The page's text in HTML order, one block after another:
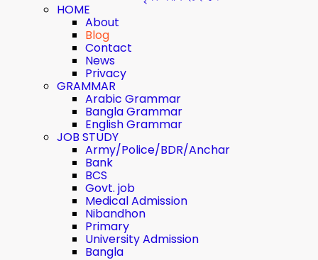
HOME
About
Blog
Contact
News
Privacy
GRAMMAR
Arabic Grammar
Bangla Grammar
English Grammar
JOB STUDY
Army/Police/BDR/Anchar
Bank
BCS
Govt. job
Medical Admission
Nibandhon
Primary
University Admission
Bangla